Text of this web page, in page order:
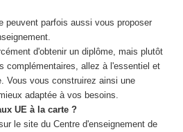
peuvent parfois aussi vous proposer
d'obtenir un diplôme, mais plutôt
complémentaires, allez à l'essentiel et
Vous vous construirez ainsi une
adaptée à vos besoins.
UE à la carte ?
le site du Centre d'enseignement de